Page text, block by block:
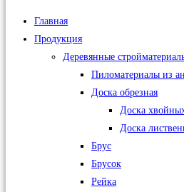
Главная
Продукция
Деревянные
Пиломатериалы из
Доска обрезная
Доска
Доска
Брус
Брусок
Рейка